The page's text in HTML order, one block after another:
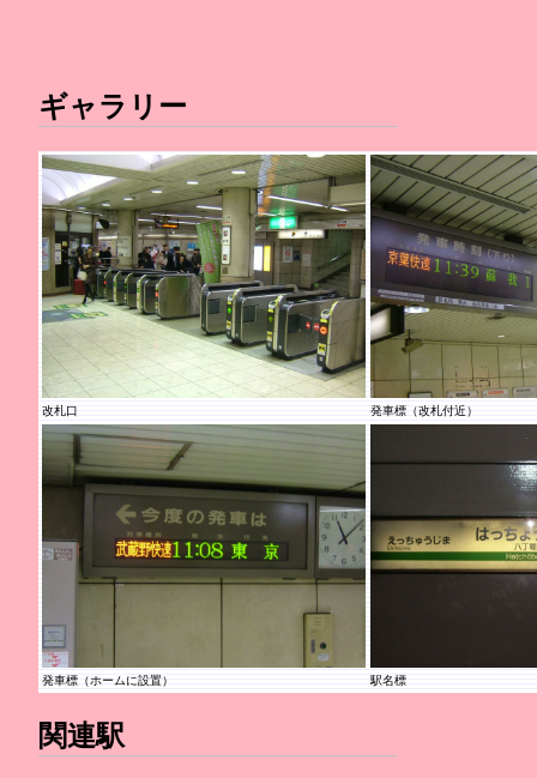
ギャラリー
改札口 発車標（改札付近）
発車標（ホームに設置） 駅名標
関連駅